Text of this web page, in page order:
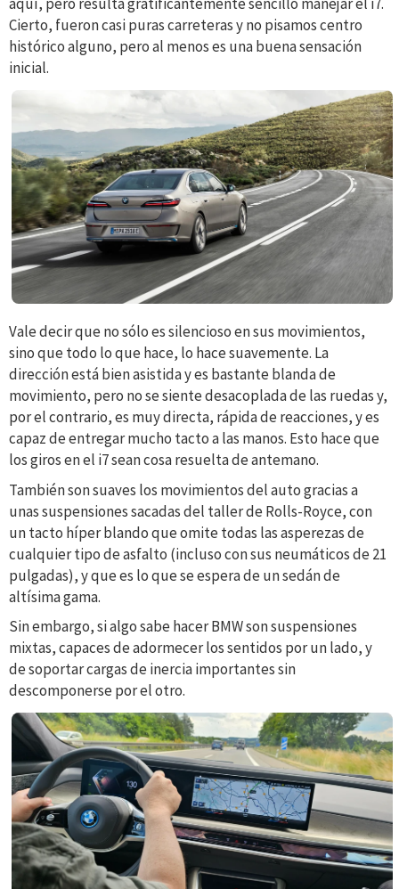
Cierto, fueron casi puras carreteras y no pisamos centro
histórico alguno, pero al menos es una buena sensación
inicial.
Vale decir que no sólo es silencioso en sus movimientos,
sino que todo lo que hace, lo hace suavemente. La
dirección está bien asistida y es bastante blanda de
movimiento, pero no se siente desacoplada de las ruedas y,
por el contrario, es muy directa, rápida de reacciones, y es
capaz de entregar mucho tacto a las manos. Esto hace que
los giros en el i7 sean cosa resuelta de antemano.
También son suaves los movimientos del auto gracias a
unas suspensiones sacadas del taller de Rolls-Royce, con
un tacto híper blando que omite todas las asperezas de
cualquier tipo de asfalto (incluso con sus neumáticos de 21
pulgadas), y que es lo que se espera de un sedán de
altísima gama.
Sin embargo, si algo sabe hacer BMW son suspensiones
mixtas, capaces de adormecer los sentidos por un lado, y
de soportar cargas de inercia importantes sin
descomponerse por el otro.